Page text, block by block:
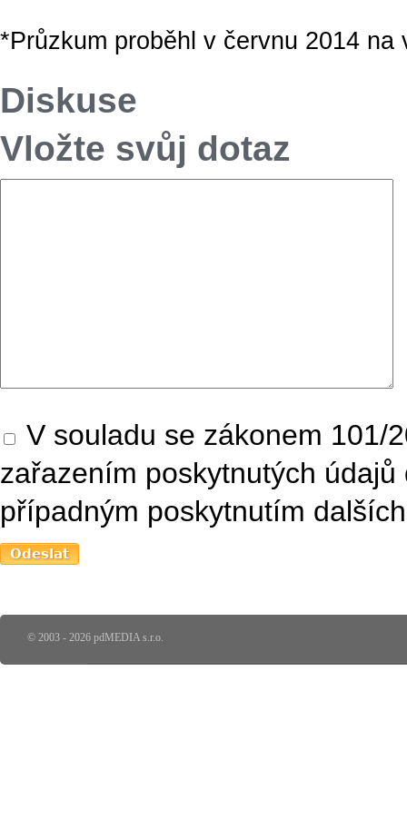
*Průzkum proběhl v červnu 2014
Diskuse
Vložte svůj dotaz
V souladu se zákonem 101/
zařazením poskytnutých
případným poskytnutím
© 2003 - 2026 pdMEDIA s.r.o.